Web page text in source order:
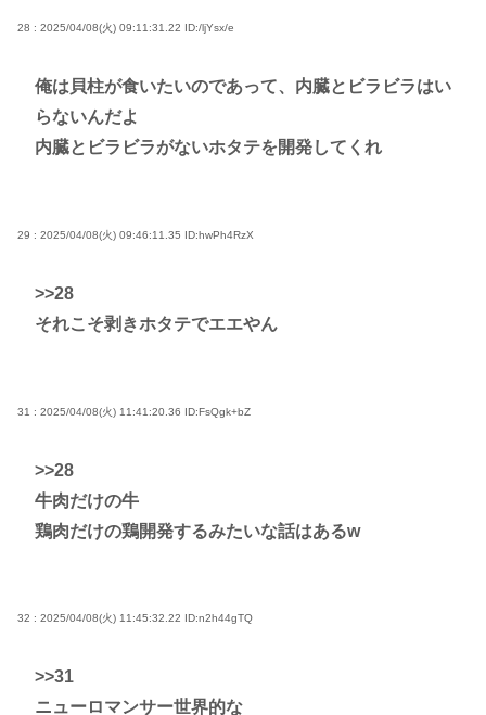
28 : 2025/04/08(火) 09:11:31.22 ID:/ljYsx/e
俺は貝柱が食いたいのであって、内臓とビラビラはい
らないんだよ
内臓とビラビラがないホタテを開発してくれ
29 : 2025/04/08(火) 09:46:11.35 ID:hwPh4RzX
>>28
それこそ剥きホタテでエエやん
31 : 2025/04/08(火) 11:41:20.36 ID:FsQgk+bZ
>>28
牛肉だけの牛
鶏肉だけの鶏開発するみたいな話はあるw
32 : 2025/04/08(火) 11:45:32.22 ID:n2h44gTQ
>>31
ニューロマンサー世界的な